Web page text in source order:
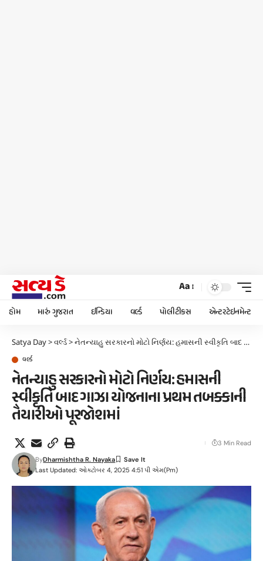
Aa
હોમ મારું ગુજરાત ઈન્ડિયા વર્લ્ડ પોલીટીકસ એન્ટરટેઇનમેન્ટ
Satya Day>વર્લ્ડ>નેતન્યાહુ સરકારનો મોટો નિર્ણય: હમાસની સ્વીકૃતિ બાદ ગાઝા યોજનાના પ્રથમ તબક્કાની તૈયારીઓ પૂરજોશમાં
વર્લ્ડ
નેતન્યાહુ સરકારનો મોટો નિર્ણય: હમાસની
સ્વીકૃતિ બાદ ગાઝા યોજનાના પ્રથમ તબક્કાની
તૈયારીઓ પૂરજોશમાં
Last Updated: ઓક્ટોબર 4, 2025 4:51 પી એમ(pm)
ByDharmishtha R. Nayaka
3 Min Read